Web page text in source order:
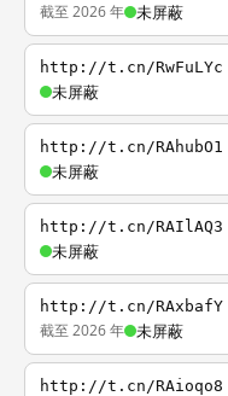
截至 2026 年 未屏蔽
http://t.cn/RwFuLYc
未屏蔽
http://t.cn/RAhubO1
未屏蔽
http://t.cn/RAIlAQ3
未屏蔽
http://t.cn/RAxbafY
截至 2026 年 未屏蔽
http://t.cn/RAioqo8